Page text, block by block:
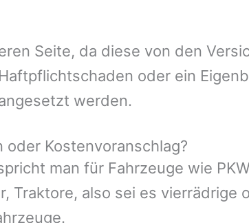
Seite, da diese von den
oder ein
werden.
Kostenvoranschlag?
man für Fahrzeuge wie
Traktore, also sei es